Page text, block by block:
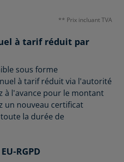
** Prix incluant TVA
à tarif réduit par
sous forme
à tarif réduit via l'autorité
à l'avance pour le montant
un nouveau certificat
la durée de
RGPD